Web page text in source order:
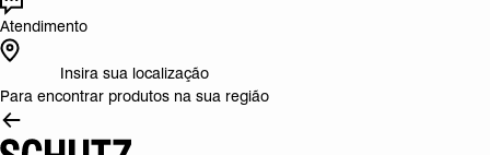
Atendimento
Insira sua localização
Para encontrar produtos na sua região